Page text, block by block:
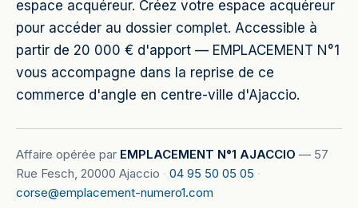
espace acquéreur. Créez votre espace acquéreur
pour accéder au dossier complet. Accessible à
partir de 20 000 € d'apport — EMPLACEMENT N°1
vous accompagne dans la reprise de ce
commerce d'angle en centre-ville d'Ajaccio.
Affaire opérée par EMPLACEMENT N°1 AJACCIO — 57
Rue Fesch, 20000 Ajaccio · 04 95 50 05 05 ·
corse@emplacement-numero1.com